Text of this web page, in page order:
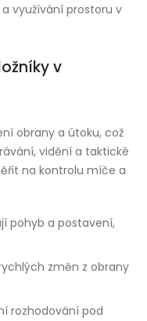
využívání prostoru v
v
obrany a útoku, což
vidění a taktické
na kontrolu míče a
pohyb a postavení,
změn z obrany
rozhodování pod